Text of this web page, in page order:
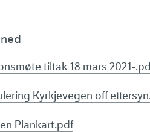
tiltak 18 mars 2021-
Kyrkjevegen off
Plankart.pdf